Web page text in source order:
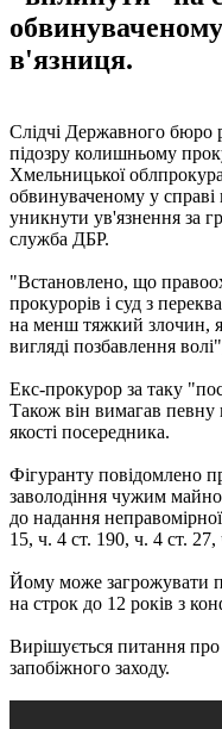
в'язниця.
Слідчі Державного бюро
підозру колишньому
Хмельницької
обвинуваченому у справі
уникнути ув'язнення за
служба ДБР.
"Встановлено, що
прокурорів і суд з
на менш тяжкий злочин,
вигляді позбавлення
Екс-прокурор за таку
Також він вимагав певну
якості посередника.
Фігуранту повідомлено
заволодіння чужим
до надання
15, ч. 4 ст. 190, ч. 4 ст.
Йому може загрожувати
на строк до 12 років з
Вирішується питання
запобіжного заходу.